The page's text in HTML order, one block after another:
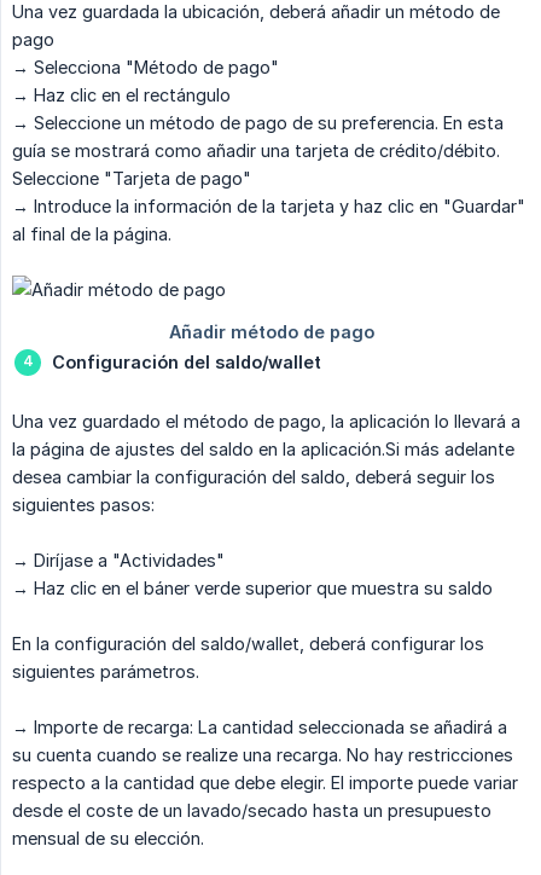
Una vez guardada la ubicación, deberá añadir un método de
pago
→ Selecciona "Método de pago"
→ Haz clic en el rectángulo
→ Seleccione un método de pago de su preferencia. En esta
guía se mostrará como añadir una tarjeta de crédito/débito.
Seleccione "Tarjeta de pago"
→ Introduce la información de la tarjeta y haz clic en "Guardar"
al final de la página.
Configuración del saldo/wallet
Una vez guardado el método de pago, la aplicación lo llevará a
la página de ajustes del saldo en la aplicación.Si más adelante
desea cambiar la configuración del saldo, deberá seguir los
siguientes pasos:
→ Diríjase a "Actividades"
→ Haz clic en el báner verde superior que muestra su saldo
En la configuración del saldo/wallet, deberá configurar los
siguientes parámetros.
→ Importe de recarga: La cantidad seleccionada se añadirá a
su cuenta cuando se realize una recarga. No hay restricciones
respecto a la cantidad que debe elegir. El importe puede variar
desde el coste de un lavado/secado hasta un presupuesto
mensual de su elección.